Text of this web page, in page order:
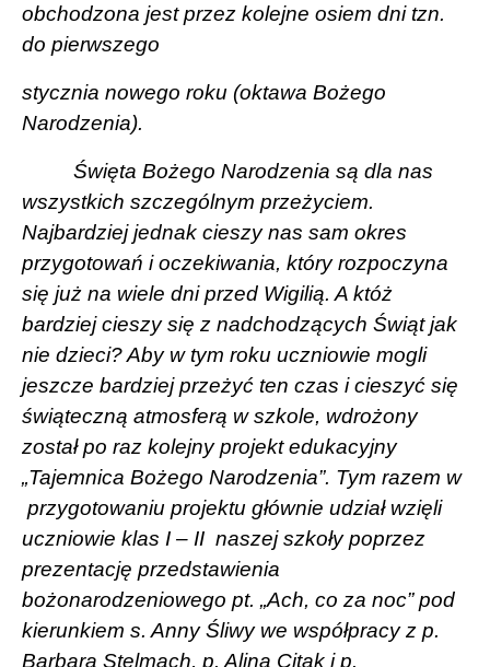
obchodzona jest przez kolejne osiem dni tzn.
do pierwszego
stycznia nowego roku (oktawa Bożego
Narodzenia).
Święta Bożego Narodzenia są dla nas
wszystkich szczególnym przeżyciem.
Najbardziej jednak cieszy nas sam okres
przygotowań i oczekiwania, który rozpoczyna
się już na wiele dni przed Wigilią. A któż
bardziej cieszy się z nadchodzących Świąt jak
nie dzieci? Aby w tym roku uczniowie mogli
jeszcze bardziej przeżyć ten czas i cieszyć się
świąteczną atmosferą w szkole, wdrożony
został po raz kolejny projekt edukacyjny
„Tajemnica Bożego Narodzenia”. Tym razem w
przygotowaniu projektu głównie udział wzięli
uczniowie klas I – II naszej szkoły poprzez
prezentację przedstawienia
bożonarodzeniowego pt. „Ach, co za noc” pod
kierunkiem s. Anny Śliwy we współpracy z p.
Barbarą Stelmach, p. Aliną Citak i p.